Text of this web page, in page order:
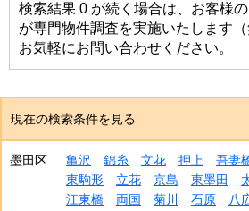
検索結果 0 が続く場合は、お客様
が専門物件調査を実施いたします（
お気軽にお問い合わせください。
現在の検索条件を見る
墨田区 亀沢 錦糸 文花 押上 吾妻
東駒形
立花 京島 東墨田
江東橋
両国 菊川 石原 八